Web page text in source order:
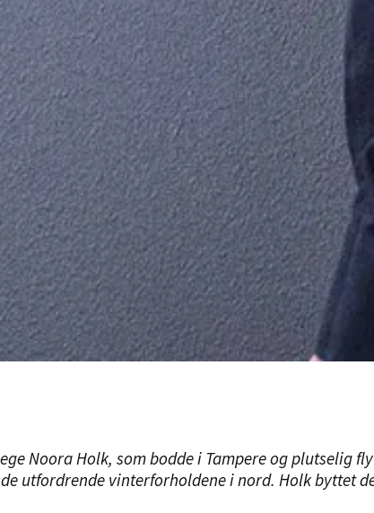
Noora Holk, som bodde i Tampere og plutselig
utfordrende vinterforholdene i nord. Holk byttet